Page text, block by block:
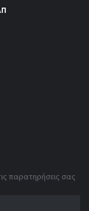
παρατηρήσεις σας